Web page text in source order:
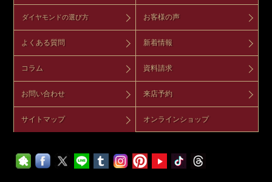
ダイヤモンドの選び方 お客様の声
よくある質問 新着情報
コラム 資料請求
お問い合わせ 来店予約
サイトマップ オンラインショップ